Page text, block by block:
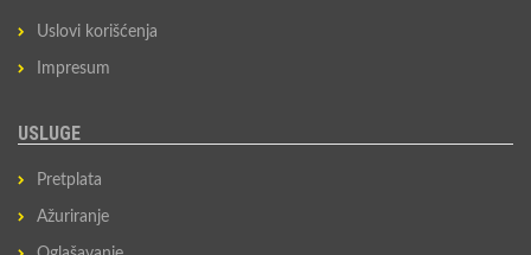
Uslovi korišćenja
Impresum
USLUGE
Pretplata
Ažuriranje